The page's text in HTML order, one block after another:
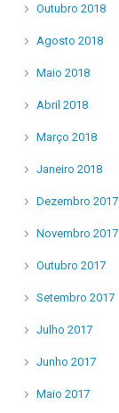
Outubro 2018
Agosto 2018
Maio 2018
Abril 2018
Março 2018
Janeiro 2018
Dezembro 2017
Novembro 2017
Outubro 2017
Setembro 2017
Julho 2017
Junho 2017
Maio 2017